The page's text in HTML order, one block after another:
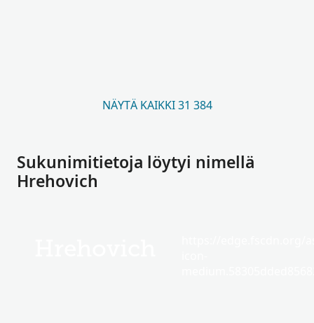
NÄYTÄ KAIKKI 31 384
Sukunimitietoja löytyi nimellä
Hrehovich